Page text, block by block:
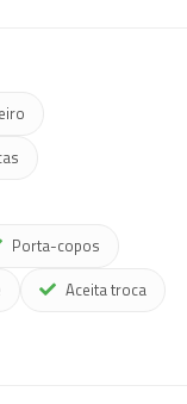
Porta-copos
Aceita troca